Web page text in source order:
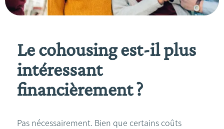
Le cohousing est-il plus
intéressant
financièrement ?
Pas nécessairement. Bien que certains coûts